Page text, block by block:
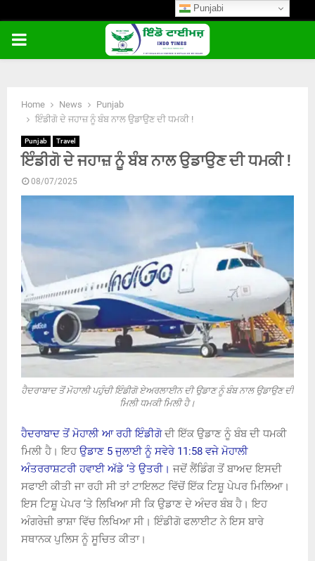
PRIMARY
Home News
Punjab
ਇੰਡੀਗੋ ਦੇ ਜਹਾਜ਼ ਨੂੰ ਬੰਬ ਨਾਲ ਉਡਾਉਣ ਦੀ ਧਮਕੀ !
Punjab Travel
ਇੰਡੀਗੋ ਦੇ ਜਹਾਜ਼ ਨੂੰ ਬੰਬ ਨਾਲ ਉਡਾਉਣ ਦੀ ਧਮਕੀ !
08/07/2025
ਹੈਦਰਾਬਾਦ ਤੋਂ ਮੋਹਾਲੀ ਪਹੁੰਚੀ ਇੰਡੀਗੋ ਏਅਰਲਾਈਨ ਦੀ ਉਡਾਣ ਨੂੰ ਬੰਬ ਨਾਲ ਉਡਾਉਣ ਦੀ
ਮਿਲੀ ਧਮਕੀ ਮਿਲੀ ਹੈ।
ਹੈਦਰਾਬਾਦ ਤੋਂ ਮੋਹਾਲੀ ਆ ਰਹੀ ਇੰਡੀਗੋਦੀ ਇੱਕ ਉਡਾਣ ਨੂੰ ਬੰਬ ਦੀ ਧਮਕੀ
ਮਿਲੀ ਹੈ। ਇਹਉਡਾਣ 5 ਜੁਲਾਈ ਨੂੰ ਸਵੇਰੇ 11:58 ਵਜੇ ਮੋਹਾਲੀ
ਅੰਤਰਰਾਸ਼ਟਰੀ ਹਵਾਈ ਅੱਡੇ ‘ਤੇ ਉਤਰੀ। ਜਦੋਂ ਲੈਂਡਿੰਗ ਤੋਂ ਬਾਅਦ ਇਸਦੀ
ਸਫਾਈ ਕੀਤੀ ਜਾ ਰਹੀ ਸੀ ਤਾਂ ਟਾਇਲਟ ਵਿੱਚੋਂ ਇੱਕ ਟਿਸ਼ੂ ਪੇਪਰ ਮਿਲਿਆ।
ਇਸ ਟਿਸ਼ੂ ਪੇਪਰ ‘ਤੇ ਲਿਖਿਆ ਸੀ ਕਿ ਉਡਾਣ ਦੇ ਅੰਦਰ ਬੰਬ ਹੈ। ਇਹ
ਅੰਗਰੇਜ਼ੀ ਭਾਸ਼ਾ ਵਿੱਚ ਲਿਖਿਆ ਸੀ। ਇੰਡੀਗੋ ਫਲਾਈਟ ਨੇ ਇਸ ਬਾਰੇ
ਸਥਾਨਕ ਪੁਲਿਸ ਨੂੰ ਸੂਚਿਤ ਕੀਤਾ।
Punjabi